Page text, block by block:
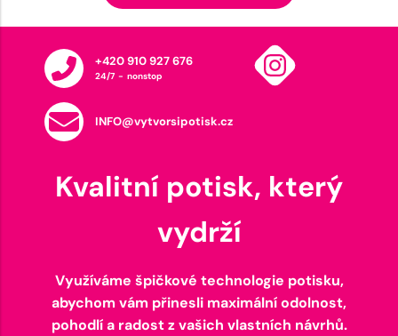
+420 910 927 676
24/7 - nonstop
INFO@vytvorsipotisk.cz
Kvalitní potisk, který
vydrží
Využíváme špičkové technologie potisku,
abychom vám přinesli maximální odolnost,
pohodlí a radost z vašich vlastních návrhů.